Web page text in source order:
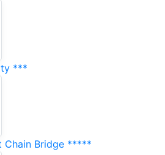
***
Bridge *****